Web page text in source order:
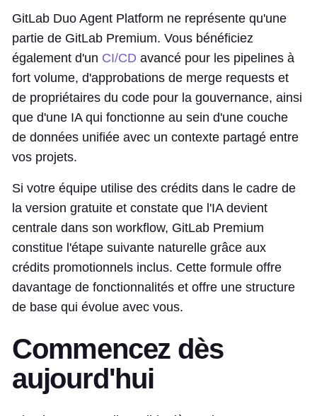
GitLab Duo Agent Platform ne représente qu'une
partie de GitLab Premium. Vous bénéficiez
également d'un CI/CD avancé pour les pipelines à
fort volume, d'approbations de merge requests et
de propriétaires du code pour la gouvernance, ainsi
que d'une IA qui fonctionne au sein d'une couche
de données unifiée avec un contexte partagé entre
vos projets.
Si votre équipe utilise des crédits dans le cadre de
la version gratuite et constate que l'IA devient
centrale dans son workflow, GitLab Premium
constitue l'étape suivante naturelle grâce aux
crédits promotionnels inclus. Cette formule offre
davantage de fonctionnalités et offre une structure
de base qui évolue avec vous.
Commencez dès
aujourd'hui